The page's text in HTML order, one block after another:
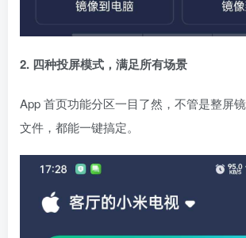
2. 四种投屏模式，满足所有场景
App 首页功能分区一目了然，不管是整屏
文件，都能一键搞定。